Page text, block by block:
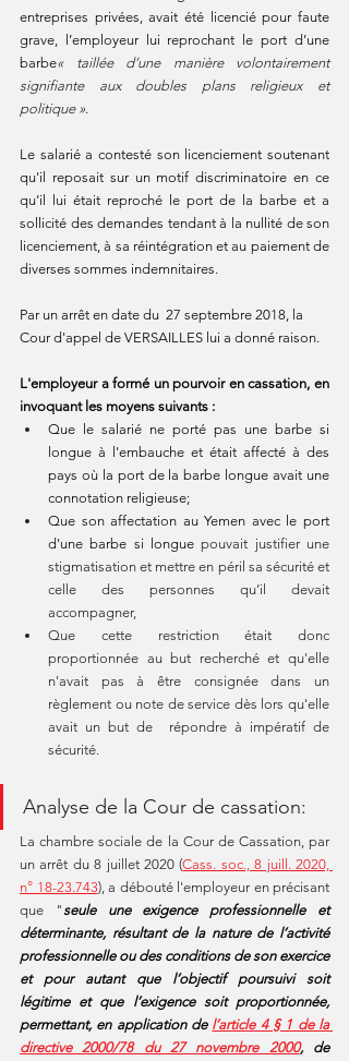
entreprises privées, avait été licencié pour faute
grave, l’employeur lui reprochant le port d’une
barbe« taillée d’une manière volontairement
signifiante aux doubles plans religieux et
politique ».
Le salarié a contesté son licenciement soutenant
qu'il reposait sur un motif discriminatoire en ce
qu’il lui était reproché le port de la barbe et a
sollicité des demandes tendant à la nullité de son
licenciement, à sa réintégration et au paiement de
diverses sommes indemnitaires.
Par un arrêt en date du  27 septembre 2018, la
Cour d'appel de VERSAILLES lui a donné raison.
L'employeur a formé un pourvoir en cassation, en
invoquant les moyens suivants :
Que le salarié ne porté pas une barbe si
longue à l'embauche et était affecté à des
pays où la port de la barbe longue avait une
connotation religieuse;
Que son affectation au Yemen avec le port
d'une barbe si longue pouvait justifier une
stigmatisation et mettre en péril sa sécurité et
celle des personnes qu’il devait
accompagner,
Que cette restriction était donc
proportionnée au but recherché et qu'elle
n'avait pas à être consignée dans un
règlement ou note de service dès lors qu'elle
avait un but de  répondre à impératif de
sécurité.
Analyse de la Cour de cassation:
La chambre sociale de la Cour de Cassation, par
un arrêt du 8 juillet 2020 (Cass. soc., 8 juill. 2020,
n° 18-23.743), a débouté l'employeur en précisant
que "seule une exigence professionnelle et
déterminante, résultant de la nature de l’activité
professionnelle ou des conditions de son exercice
et pour autant que l’objectif poursuivi soit
légitime et que l’exigence soit proportionnée,
permettant, en application de l’article 4 § 1 de la
directive 2000/78 du 27 novembre 2000, de